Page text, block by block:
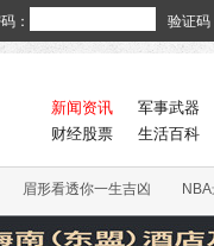
： 验证码
新闻资讯
财经股票
军事武器
生活百科
眉形看透你一生吉凶